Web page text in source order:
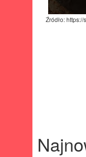
Źródło: